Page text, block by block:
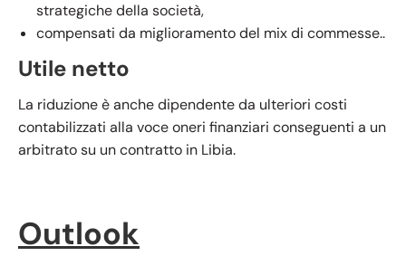
strategiche della società,
compensati da miglioramento del mix di commesse..
Utile netto
La riduzione è anche dipendente da ulteriori costi
contabilizzati alla voce oneri finanziari conseguenti a un
arbitrato su un contratto in Libia.
Outlook